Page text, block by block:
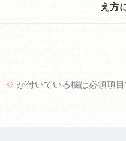
え方
※ が付いている欄は必須項